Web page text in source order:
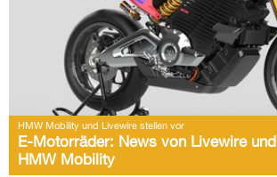
HMW Mobility und Livewire stellen vor
E-Motorräder: News von Livewire und
HMW Mobility